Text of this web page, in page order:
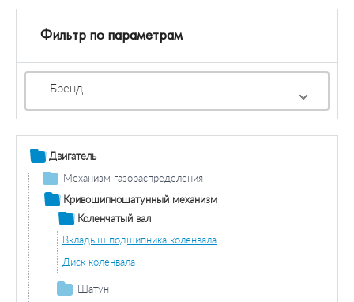
Фильтр по параметрам
Бренд
Двигатель
Механизм газораспределения
Распредвал
Клапан / регулировка
Клапаны / комплектующие
Кривошипношатунный механизм
Коленчатый вал
Вкладыш подшипника коленвала
Диск коленвала
Шатун